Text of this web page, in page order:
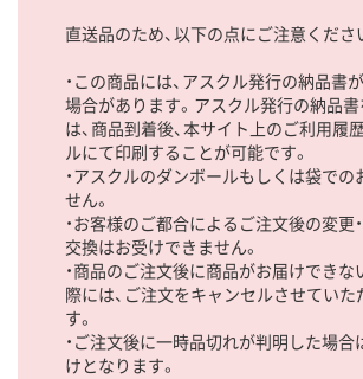
直送品のため、以下の点にご注意くださ
・この商品には、アスクル発行の納品書
場合があります。アスクル発行の納品
は、商品到着後、本サイト上のご利用履
ルにて印刷することが可能です。
・アスクルのダンボールもしくは袋で
せん。
・お客様のご都合によるご注文後の変更
交換はお受けできません。
・商品のご注文後に商品がお届けでき
際には、ご注文をキャンセルさせてい
す。
・ご注文後に一時品切れが判明した場合
けとなります。